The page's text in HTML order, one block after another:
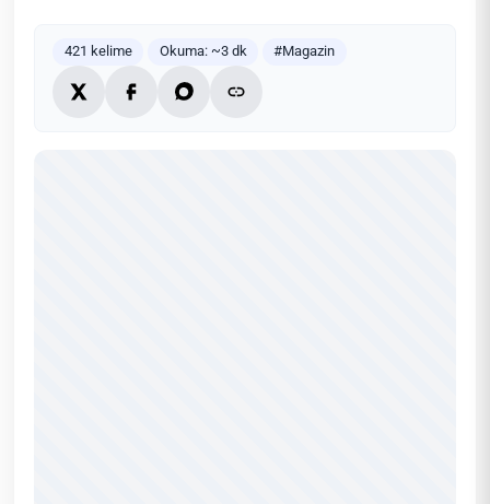
421 kelime Okuma: ~3 dk #Magazin